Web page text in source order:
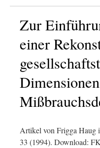
Zur
einer
Artikel von Frigga Haug
33 (1994). Download: